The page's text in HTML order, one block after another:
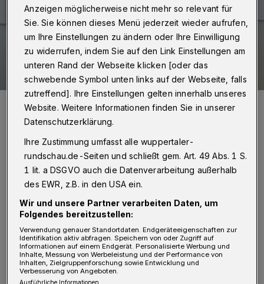
L anghoff kommt von der U 23 von Fortuna
Düsseldorf. In der vergangenen Saison
kam er auf 16 Einsätze und blieb dabei vier
Mal ohne Gegentor. Langhoff wurde in
Dinslaken geboren und in der Jugend beim
MSV Duisburg, FC Schalke 04 und Borussia
Anzeigen möglicherweise nicht mehr so relevant für
Sie. Sie können dieses Menü jederzeit wieder aufrufen,
um Ihre Einstellungen zu ändern oder Ihre Einwilligung
zu widerrufen, indem Sie auf den Link Einstellungen am
unteren Rand der Webseite klicken [oder das
schwebende Symbol unten links auf der Webseite, falls
zutreffend]. Ihre Einstellungen gelten innerhalb unseres
Website. Weitere Informationen finden Sie in unserer
Datenschutzerklärung.
Ihre Zustimmung umfasst alle wuppertaler-
rundschau.de-Seiten und schließt gem. Art. 49 Abs. 1 S.
1 lit. a DSGVO auch die Datenverarbeitung außerhalb
des EWR, z.B. in den USA ein.
Wir und unsere Partner verarbeiten Daten, um
Folgendes bereitzustellen:
Verwendung genauer Standortdaten. Endgeräteeigenschaften zur
Identifikation aktiv abfragen. Speichern von oder Zugriff auf
Informationen auf einem Endgerät. Personalisierte Werbung und
Inhalte, Messung von Werbeleistung und der Performance von
Inhalten, Zielgruppenforschung sowie Entwicklung und
Verbesserung von Angeboten.
Ausführliche Informationen